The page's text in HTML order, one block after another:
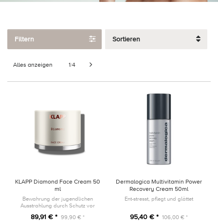
Filtern Sortieren
Alles anzeigen 1/4
KLAPP Diamond Face Cream 50
ml
Bewahrung der jugendlichen
Ausstrahlung durch Schutz vor
89,91 € * 99,90 € *
Dermalogica Multivitamin Power
Recovery Cream 50ml
Ent-stresst, pflegt und glättet
95,40 € * 106,00 € *